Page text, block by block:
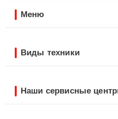
Меню
Виды техники
Наши сервисные